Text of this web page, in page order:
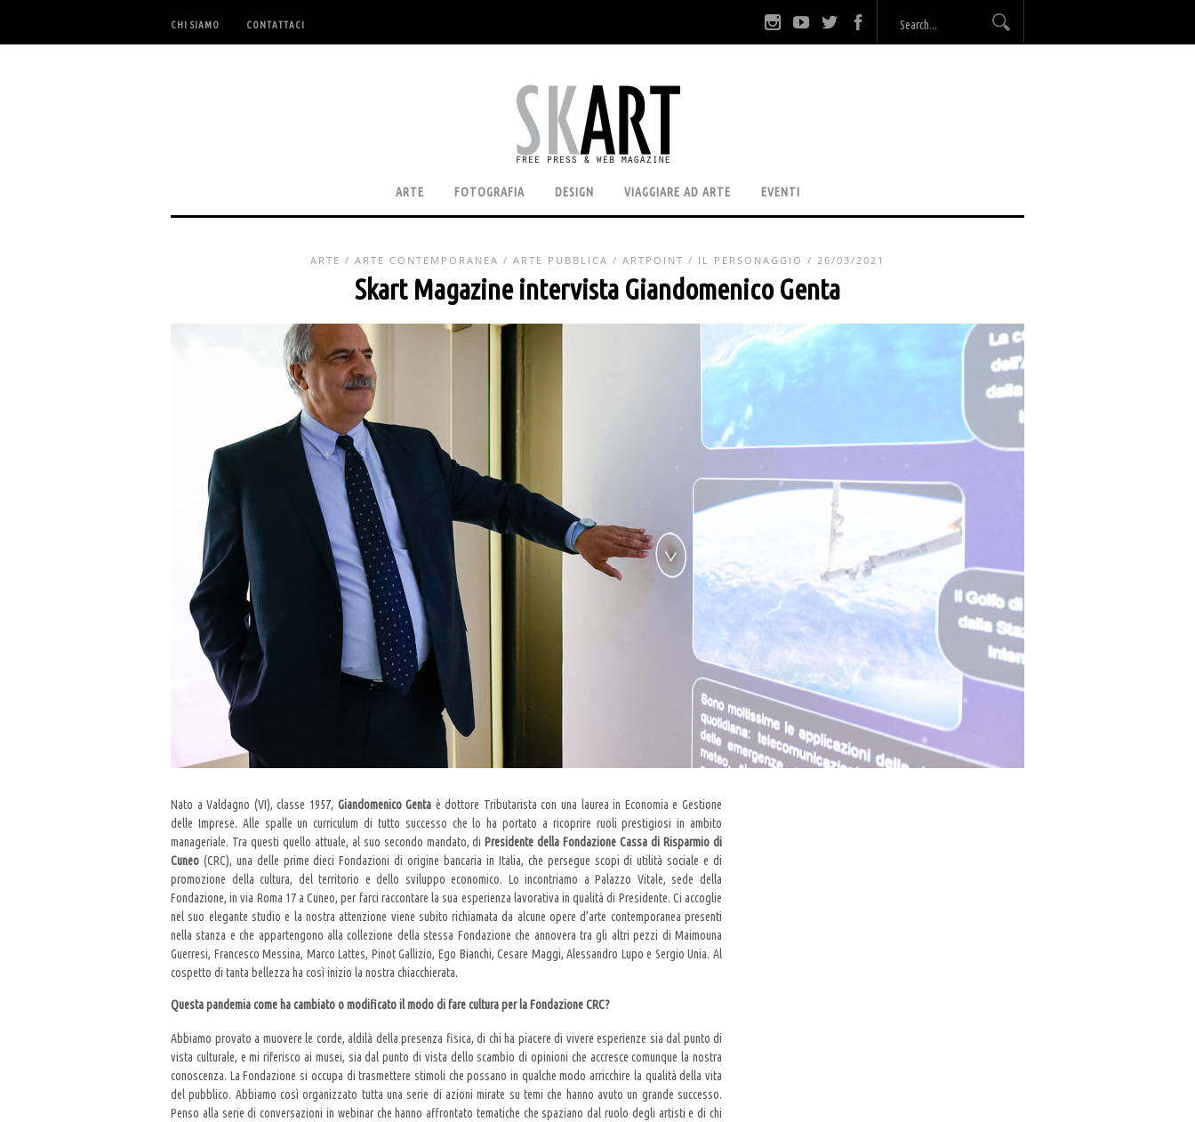
CHI SIAMO CONTATTACI
ARTE FOTOGRAFIA DESIGN VIAGGIARE AD ARTE EVENTI
ARTE / ARTE CONTEMPORANEA / ARTE PUBBLICA / ARTPOINT / IL PERSONAGGIO / 26/03/2021
Skart Magazine intervista Giandomenico Genta
Nato a Valdagno (VI), classe 1957, Giandomenico Genta è dottore Tributarista con una laurea in Economia e Gestione
delle Imprese. Alle spalle un curriculum di tutto successo che lo ha portato a ricoprire ruoli prestigiosi in ambito
manageriale. Tra questi quello attuale, al suo secondo mandato, diPresidente della Fondazione Cassa di Risparmio di
Cuneo (CRC), una delle prime dieci Fondazioni di origine bancaria in Italia, che persegue scopi di utilità sociale e di
promozione della cultura, del territorio e dello sviluppo economico. Lo incontriamo a Palazzo Vitale, sede della
Fondazione, in via Roma 17 a Cuneo, per farci raccontare la sua esperienza lavorativa in qualità di Presidente. Ci accoglie
nel suo elegante studio e la nostra attenzione viene subito richiamata da alcune opere d’arte contemporanea presenti
nella stanza e che appartengono alla collezione della stessa Fondazione che annovera tra gli altri pezzi di Maimouna
Guerresi, Francesco Messina, Marco Lattes, Pinot Gallizio, Ego Bianchi, Cesare Maggi, Alessandro Lupo e Sergio Unia. Al
cospetto di tanta bellezza ha così inizio la nostra chiacchierata.
Questa pandemia come ha cambiato o modificato il modo di fare cultura per la Fondazione CRC?
Abbiamo provato a muovere le corde, aldilà della presenza fisica, di chi ha piacere di vivere esperienze sia dal punto di
vista culturale, e mi riferisco ai musei, sia dal punto di vista dello scambio di opinioni che accresce comunque la nostra
conoscenza. La Fondazione si occupa di trasmettere stimoli che possano in qualche modo arricchire la qualità della vita
del pubblico. Abbiamo così organizzato tutta una serie di azioni mirate su temi che hanno avuto un grande successo.
Penso alla serie di conversazioni in webinar che hanno affrontato tematiche che spaziano dal ruolo degli artisti e di chi